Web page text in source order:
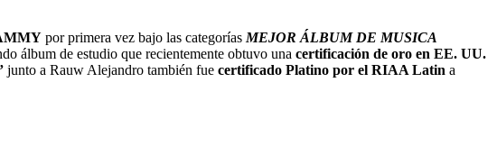
por primera vez bajo las categorías MEJOR ÁLBUM DE MUSICA
álbum de estudio que recientemente obtuvo una certificación de oro en EE. UU.
junto a Rauw Alejandro también fue certificado Platino por el RIAA Latin a